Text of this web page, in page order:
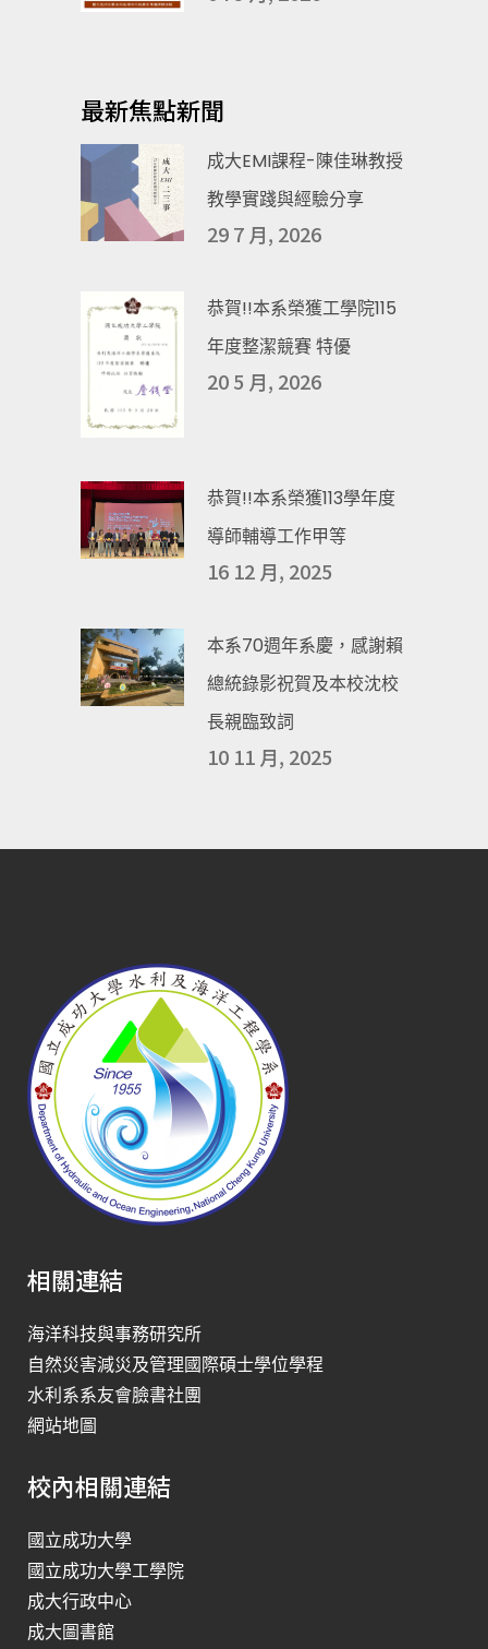
最新焦點新聞
成大EMI課程-陳佳琳教授
教學實踐與經驗分享
29 7 月, 2026
恭賀!!本系榮獲工學院115
年度整潔競賽 特優
20 5 月, 2026
恭賀!!本系榮獲113學年度
導師輔導工作甲等
16 12 月, 2025
本系70週年系慶，感謝賴
總統錄影祝賀及本校沈校
長親臨致詞
10 11 月, 2025
相關連結
海洋科技與事務研究所
自然災害減災及管理國際碩士學位學程
水利系系友會臉書社團
網站地圖
校內相關連結
國立成功大學
國立成功大學工學院
成大行政中心
成大圖書館